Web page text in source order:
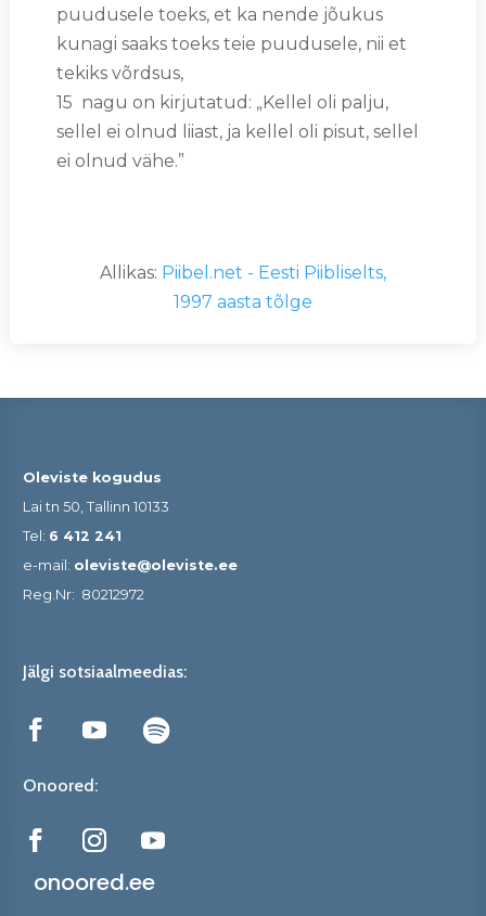
puudusele toeks, et ka nende jõukus
kunagi saaks toeks teie puudusele, nii et
tekiks võrdsus,
15 nagu on kirjutatud: „Kellel oli palju,
sellel ei olnud liiast, ja kellel oli pisut, sellel
ei olnud vähe.”
Allikas: Piibel.net - Eesti Piibliselts,
1997 aasta tõlge
Oleviste kogudus
Lai tn 50, Tallinn 10133
Tel: 6 412 241
e-mail: oleviste@oleviste.ee
Reg.Nr: 80212972
Jälgi sotsiaalmeedias:
Onoored:
onoored.ee